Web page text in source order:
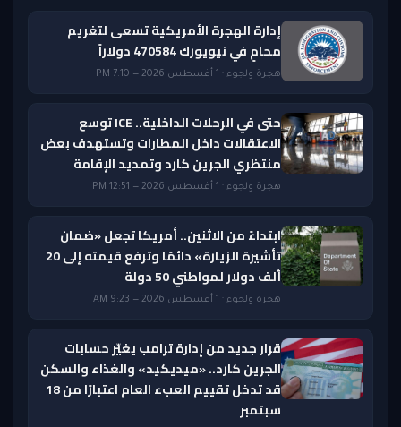
إدارة الهجرة الأمريكية تسعى لتغريم
محامٍ في نيويورك 470584 دولاراً
هجرة ولجوء · 1 أغسطس 2026 — 7:10 PM
حتى في الرحلات الداخلية.. ICE توسع
الاعتقالات داخل المطارات وتستهدف بعض
منتظري الجرين كارد وتمديد الإقامة
هجرة ولجوء · 1 أغسطس 2026 — 12:51 PM
ابتداءً من الاثنين.. أمريكا تجعل «ضمان
تأشيرة الزيارة» دائمًا وترفع قيمته إلى 20
ألف دولار لمواطني 50 دولة
هجرة ولجوء · 1 أغسطس 2026 — 9:23 AM
قرار جديد من إدارة ترامب يغيّر حسابات
الجرين كارد.. «ميديكيد» والغذاء والسكن
قد تدخل تقييم العبء العام اعتبارًا من 18
سبتمبر